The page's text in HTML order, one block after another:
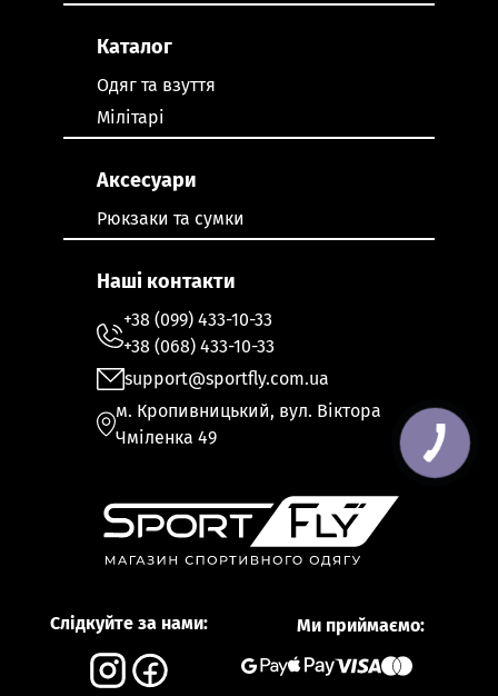
Слідкуйте за нами: Ми приймаємо:
Каталог
Одяг та взуття
Мілітарі
Аксесуари
Рюкзаки та сумки
Наші контакти
+38 (099) 433-10-33
+38 (068) 433-10-33
support@sportfly.com.ua
м. Кропивницький, вул. Віктора
Чміленка 49